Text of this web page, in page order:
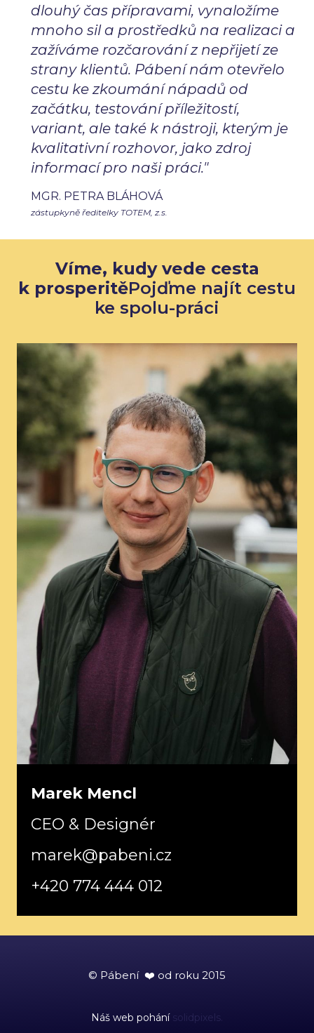
dlouhý čas přípravami, vynaložíme
mnoho sil a prostředků na realizaci a
zažíváme rozčarování z nepřijetí ze
strany klientů. Pábení nám otevřelo
cestu ke zkoumání nápadů od
začátku, testování příležitostí,
variant, ale také k nástroji, kterým je
kvalitativní rozhovor, jako zdroj
informací pro naši práci."
MGR. PETRA BLÁHOVÁ
zástupkyně ředitelky TOTEM, z.s.
Víme, kudy vede cesta
k prosperitěPojďme najít cestu
ke spolu-práci
Marek Mencl
CEO & Designér
marek@pabeni.cz
+420 774 444 012
© Pábení ❤️ od roku 2015
Náš web pohání solidpixels.